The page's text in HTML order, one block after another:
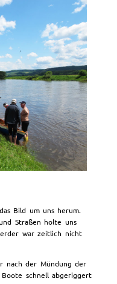
Bild um uns herum.
Straßen holte uns
war zeitlich nicht
nach der Mündung der
schnell abgeriggert